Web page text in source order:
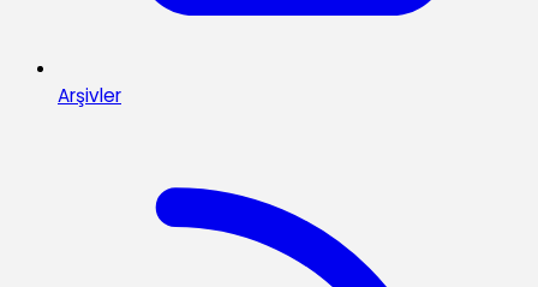
Arşivler